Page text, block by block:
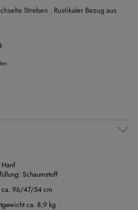
Streben . Rustikaler Bezug aus
Hanf
Schaumstoff
96/47/54 cm
ca. 8,9 kg